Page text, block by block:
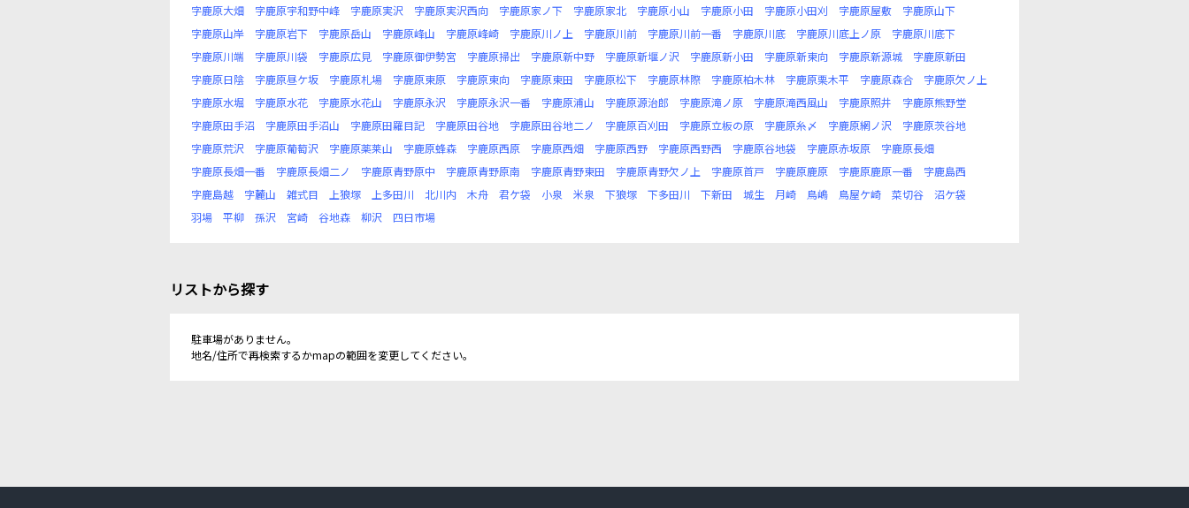
字鹿原大畑
字鹿原宇和野中峰 字鹿原実沢 字鹿原実沢西向 字鹿原家ノ下 字鹿原家北 字鹿原小山 字鹿原小田 字鹿原小田刈 字鹿原屋敷
字鹿原山下
字鹿原山岸
字鹿原岩下 字鹿原岳山 字鹿原峰山 字鹿原峰崎 字鹿原川ノ上 字鹿原川前 字鹿原川前一番 字鹿原川底 字鹿原川底上ノ原
字鹿原川底下
字鹿原川端
字鹿原川袋 字鹿原広見 字鹿原御伊勢宮 字鹿原掃出 字鹿原新中野 字鹿原新堰ノ沢 字鹿原新小田 字鹿原新東向 字鹿原新源城
字鹿原新田
字鹿原日陰
字鹿原昼ケ坂 字鹿原札場 字鹿原東原 字鹿原東向 字鹿原東田 字鹿原松下 字鹿原林際 字鹿原柏木林 字鹿原栗木平 字鹿原森合
字鹿原欠ノ上
字鹿原水堀
字鹿原水花 字鹿原水花山 字鹿原永沢 字鹿原永沢一番 字鹿原浦山 字鹿原源治郎 字鹿原滝ノ原 字鹿原滝西風山 字鹿原照井
字鹿原熊野堂
字鹿原田手沼
字鹿原田手沼山 字鹿原田羅目記 字鹿原田谷地 字鹿原田谷地二ノ 字鹿原百刈田 字鹿原立板の原 字鹿原糸〆 字鹿原網ノ沢
字鹿原茨谷地
字鹿原荒沢
字鹿原葡萄沢 字鹿原薬莱山 字鹿原蜂森 字鹿原西原 字鹿原西畑 字鹿原西野 字鹿原西野西 字鹿原谷地袋 字鹿原赤坂原
字鹿原長畑
字鹿原長畑一番
字鹿原長畑二ノ 字鹿原青野原中 字鹿原青野原南 字鹿原青野東田 字鹿原青野欠ノ上 字鹿原首戸 字鹿原鹿原 字鹿原鹿原一番
字鹿島西
字鹿島越
字麓山 雑式目 上狼塚 上多田川 北川内 木舟 君ケ袋 小泉 米泉 下狼塚 下多田川 下新田 城生 月崎 鳥嶋 鳥屋ケ崎 菜切谷
沼ケ袋
羽場
平柳 孫沢 宮崎 谷地森 柳沢 四日市場
リストから探す
駐車場がありません。
地名/住所で再検索するかmapの範囲を変更してください。